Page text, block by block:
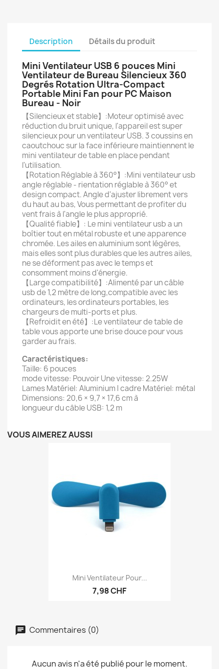
Description Détails du produit
Mini Ventilateur USB 6 pouces Mini
Ventilateur de Bureau Silencieux 360
Degrés Rotation Ultra-Compact
Portable Mini Fan pour PC Maison
Bureau - Noir
【Silencieux et stable】:Moteur optimisé avec
réduction du bruit unique, l'appareil est super
silencieux pour un ventilateur USB. 3 coussins en
caoutchouc sur la face inférieure maintiennent le
mini ventilateur de table en place pendant
l'utilisation.
【Rotation Réglable à 360°】:Mini ventilateur usb
angle réglable - rientation réglable à 360° et
design compact. Angle d'ajuster librement vers
du haut au bas, Vous permettant de profiter du
vent frais à l'angle le plus approprié.
【Qualité fiable】: Le mini ventilateur usb a un
boîtier tout en métal robuste et une apparence
chromée. Les ailes en aluminium sont légères,
mais elles sont plus durables que les autres ailes,
ne se déforment pas avec le temps et
consomment moins d'énergie.
【Large compatibilité】:Alimenté par un câble
usb de 1,2 mètre de long,compatible avec les
ordinateurs, les ordinateurs portables, les
chargeurs de multi-ports et plus.
【Refroidit en été】:Le ventilateur de table de
table vous apporte une brise douce pour vous
garder au frais.
Caractéristiques:
Taille: 6 pouces
mode vitesse: Pouvoir Une vitesse: 2.25W
Lames Matériel: Aluminium | cadre Matériel: métal
Dimensions: 20,6 × 9,7 × 17,6 cm à
longueur du câble USB: 1,2 m
VOUS AIMEREZ AUSSI
Mini Ventilateur Pour...
7,98 CHF
Commentaires (0)
Aucun avis n'a été publié pour le moment.